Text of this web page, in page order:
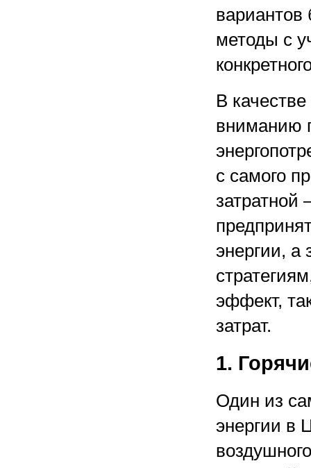
методы с
В
вниманию
с самого
затратной
энергии, а
эффект,
затрат.
1.
Один из
энергии в